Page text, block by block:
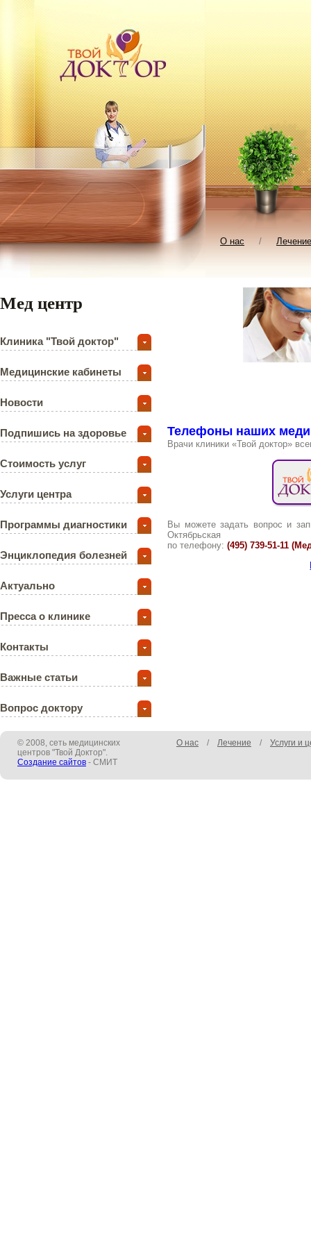
О нас / Лечение
Телефоны наших
Врачи клиники «Твой доктор»
Вы можете задать вопрос и
Октябрьская
по телефону: (495) 739-51-11
Мед центр
Клиника "Твой доктор"
Медицинские кабинеты
Новости
Подпишись на здоровье
Стоимость услуг
Услуги центра
Программы диагностики
Энциклопедия болезней
Актуально
Пресса о клинике
Контакты
Важные статьи
Вопрос доктору
© 2008, сеть медицинских
центров "Твой Доктор".
Создание сайтов - СМИТ
О нас / Лечение / Услуги и